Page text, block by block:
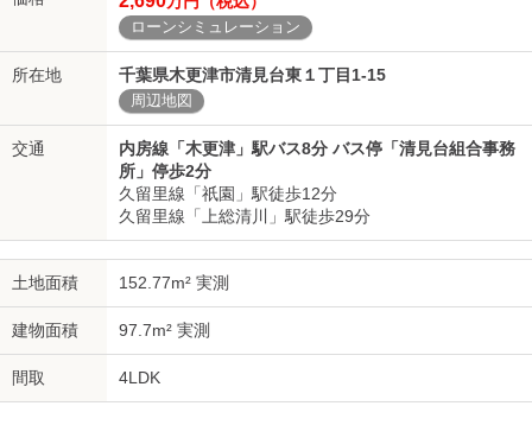
ローンシミュレーション
所在地 千葉県木更津市清見台東１丁目1-15
周辺地図
交通
内房線「木更津」駅バス8分 バス停「清見台組合事務
所」停歩2分
久留里線「祇園」駅徒歩12分
久留里線「上総清川」駅徒歩29分
土地面積 152.77m² 実測
建物面積 97.7m² 実測
間取 4LDK